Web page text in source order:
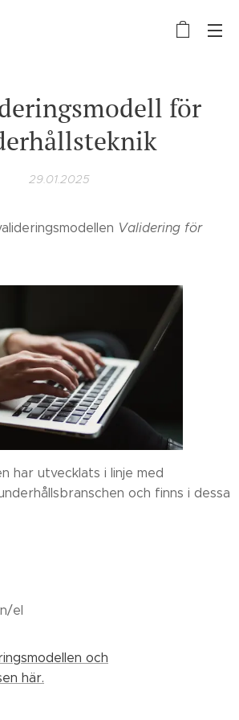
för
29.01.2025
Validering för
har utvecklats i linje med
och finns i dessa
el
och
här.